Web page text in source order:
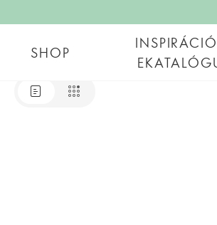
SHOP
Aktuális Oriflame